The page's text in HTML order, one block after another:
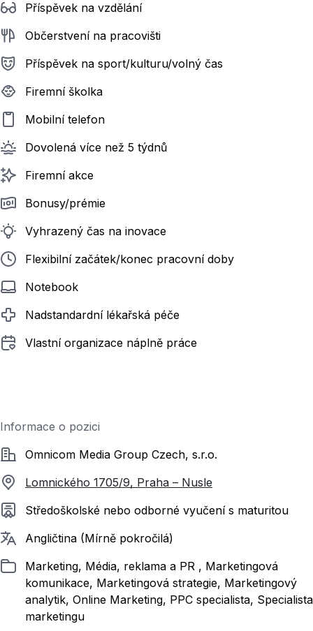
Příspěvek na vzdělání
Občerstvení na pracovišti
Příspěvek na sport/kulturu/volný čas
Firemní školka
Mobilní telefon
Dovolená více než 5 týdnů
Firemní akce
Bonusy/prémie
Vyhrazený čas na inovace
Flexibilní začátek/konec pracovní doby
Notebook
Nadstandardní lékařská péče
Vlastní organizace náplně práce
Informace o pozici
SpolečnostOmnicom Media Group Czech, s.r.o.
Lomnického 1705/9, Praha – Nusle
Požadované vzdělání
Středoškolské nebo odborné vyučení s maturitou
Požadované jazyky
Angličtina (Mírně pokročilá)
ZařazenoMarketing, Média, reklama a PR , Marketingová
komunikace, Marketingová strategie, Marketingový
analytik, Online Marketing, PPC specialista, Specialista
marketingu